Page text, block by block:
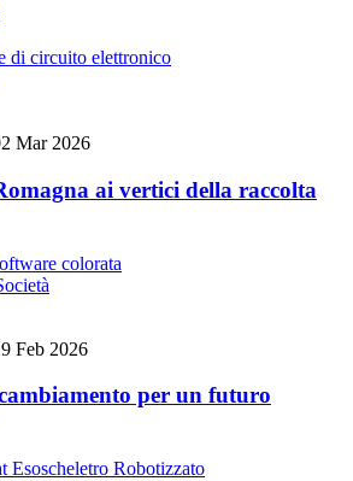
Mar 2026
ai vertici della raccolta
Feb 2026
per un futuro